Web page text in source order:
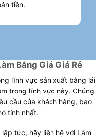
tiền.
Bằng Giả Giá Rẻ
lĩnh vực sản xuất bằng lái
trong lĩnh vực này. Chúng
cầu của khách hàng, bao
tính nhất.
tức, hãy liên hệ với Làm